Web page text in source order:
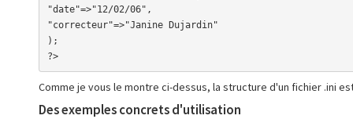
"date"=>"12/02/06",
"correcteur"=>"Janine Dujardin"
);
?>
Comme je vous le montre ci-dessus, la structure d'un fichier .ini
Des exemples concrets d'utilisation